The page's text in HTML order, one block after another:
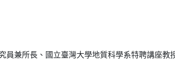
員兼所長、國立臺灣大學地質科學系特聘講座教